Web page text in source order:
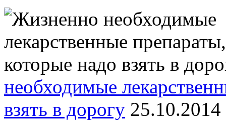
необходимые
взять в дорогу 25.10.2014